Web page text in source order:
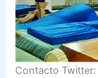
Contacto